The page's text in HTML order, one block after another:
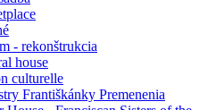
- rekonštrukcia
house
culturelle
Františkánky Premenenia